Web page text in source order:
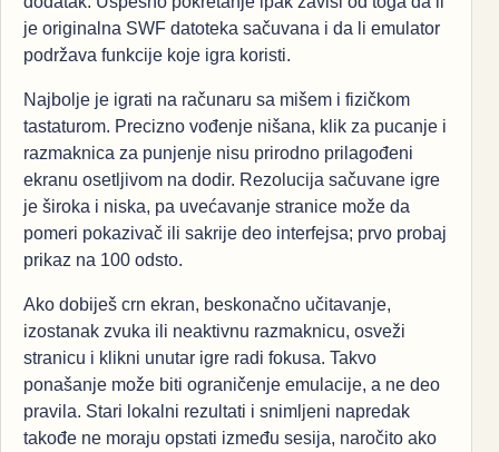
je originalna SWF datoteka sačuvana i da li emulator
podržava funkcije koje igra koristi.
Najbolje je igrati na računaru sa mišem i fizičkom
tastaturom. Precizno vođenje nišana, klik za pucanje i
razmaknica za punjenje nisu prirodno prilagođeni
ekranu osetljivom na dodir. Rezolucija sačuvane igre
je široka i niska, pa uvećavanje stranice može da
pomeri pokazivač ili sakrije deo interfejsa; prvo probaj
prikaz na 100 odsto.
Ako dobiješ crn ekran, beskonačno učitavanje,
izostanak zvuka ili neaktivnu razmaknicu, osveži
stranicu i klikni unutar igre radi fokusa. Takvo
ponašanje može biti ograničenje emulacije, a ne deo
pravila. Stari lokalni rezultati i snimljeni napredak
takođe ne moraju opstati između sesija, naročito ako